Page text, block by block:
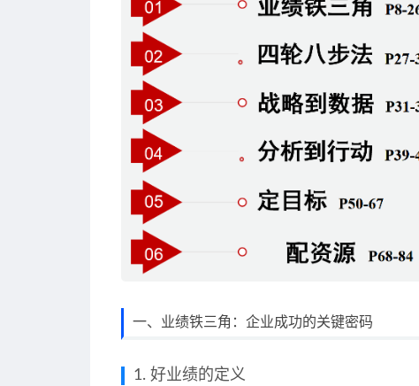
一、业绩铁三角：企业成功的关键密码
1. 好业绩的定义